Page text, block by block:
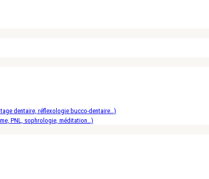
dentaire, réflexologie bucco-dentaire…)
PNL, sophrologie, méditation…)